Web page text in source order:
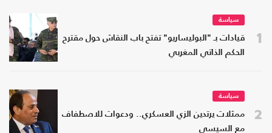
1
سياسة
قيادات بـ "البوليساريو" تفتح باب النقاش حول مقترح
الحكم الذاتي المغربي
2
سياسة
ممثلات يرتدين الزي العسكري.. ودعوات للاصطفاف
مع السيسي